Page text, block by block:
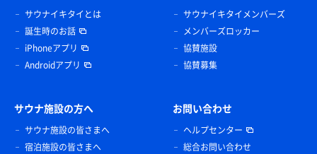
サウナイキタイとは
誕生時のお話
iPhoneアプリ
Androidアプリ
サウナイキタイメンバーズ
メンバーズロッカー
協賛施設
協賛募集
サウナ施設の方へ
サウナ施設の皆さまへ
宿泊施設の皆さまへ
お問い合わせ
ヘルプセンター
総合お問い合わせ